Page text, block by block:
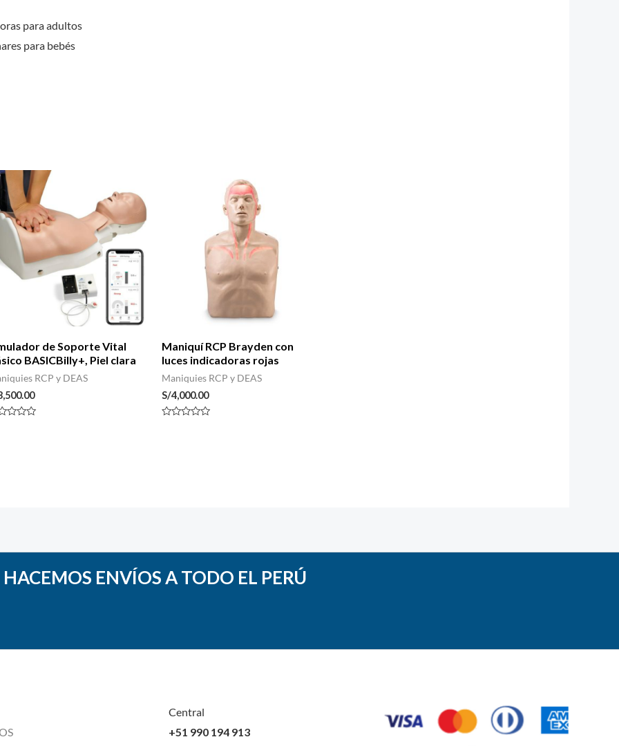
para adultos
para bebés
de Soporte Vital
BASICBilly+, Piel clara
RCP y DEAS
Maniquí RCP Brayden con
luces indicadoras rojas
Maniquies RCP y DEAS
S/4,000.00
HACEMOS ENVÍOS A TODO EL PERÚ
Central
+51 990 194 913